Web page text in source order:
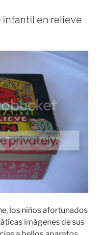
infantil en relieve
los niños afortunados
imágenes de sus